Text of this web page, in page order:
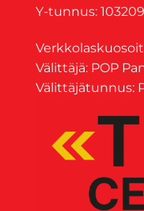
Y-tunnus:
Välittäjä: POP
Välittäjätunnus: